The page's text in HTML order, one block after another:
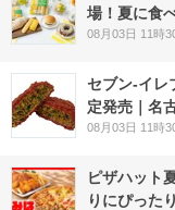
場！夏に食
08月03日 11時
セブン-イレ
定発売｜名
08月03日 11時
ピザハット
りにぴった